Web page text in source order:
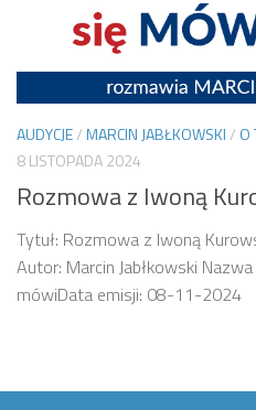
AUDYCJE/MARCIN JABŁKOWSKI/ O
8 LISTOPADA 2024
Rozmowa z Iwoną
Tytuł: Rozmowa z Iwoną
Autor: Marcin Jabłkowski
mówiData emisji: 08-11-2024